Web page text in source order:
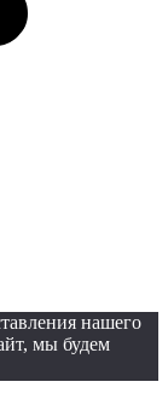
нашего
мы будем